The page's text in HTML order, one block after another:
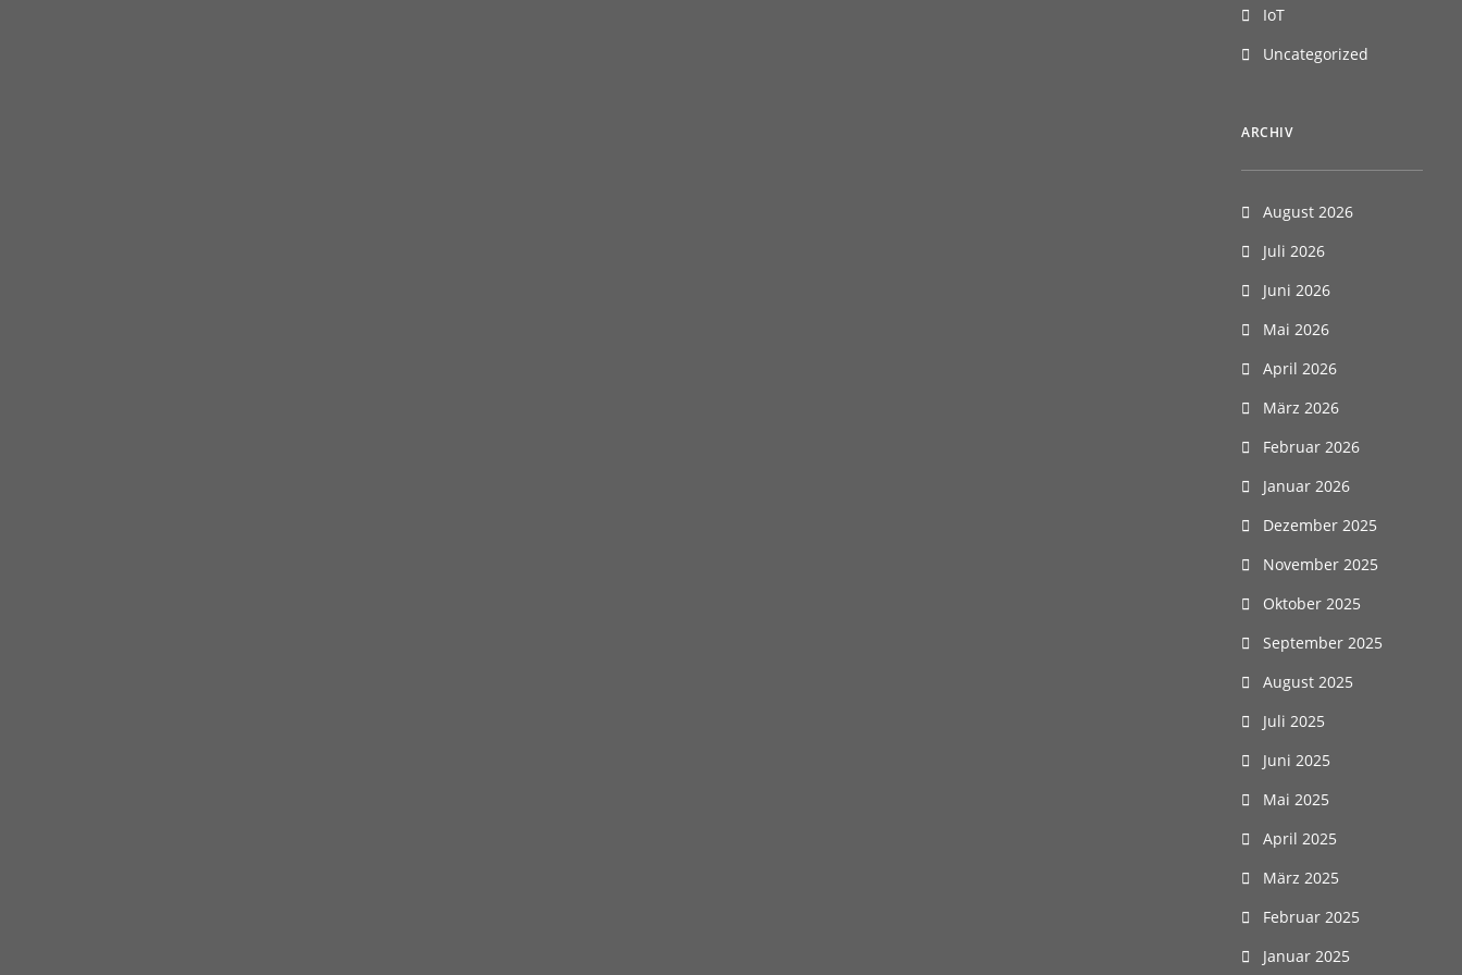
IoT
Uncategorized
ARCHIV
August 2026
Juli 2026
Juni 2026
Mai 2026
April 2026
März 2026
Februar 2026
Januar 2026
Dezember 2025
November 2025
Oktober 2025
September 2025
August 2025
Juli 2025
Juni 2025
Mai 2025
April 2025
März 2025
Februar 2025
Januar 2025